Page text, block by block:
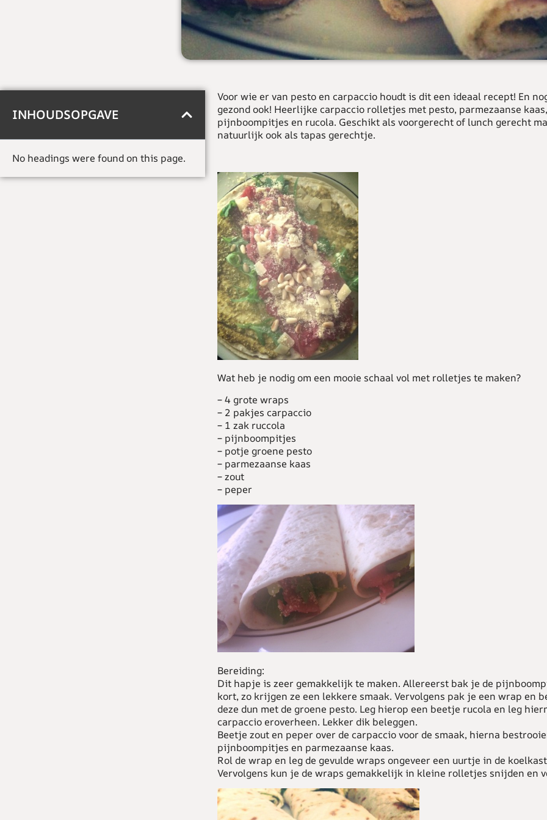
INHOUDSOPGAVE
No headings were found on this page.
Voor wie er van pesto en carpaccio houdt is dit een ideaal recept! En
gezond ook! Heerlijke carpaccio rolletjes met pesto, parmezaanse kaas,
pijnboompitjes en rucola. Geschikt als voorgerecht of lunch gerecht
natuurlijk ook als tapas gerechtje.
Wat heb je nodig om een mooie schaal vol met rolletjes te maken?
– 4 grote wraps
– 2 pakjes carpaccio
– 1 zak ruccola
– pijnboompitjes
– potje groene pesto
– parmezaanse kaas
– zout
– peper
Bereiding:
Dit hapje is zeer gemakkelijk te maken. Allereerst bak je de
kort, zo krijgen ze een lekkere smaak. Vervolgens pak je een wrap en
deze dun met de groene pesto. Leg hierop een beetje rucola en leg
carpaccio eroverheen. Lekker dik beleggen.
Beetje zout en peper over de carpaccio voor de smaak, hierna
pijnboompitjes en parmezaanse kaas.
Rol de wrap en leg de gevulde wraps ongeveer een uurtje in de
Vervolgens kun je de wraps gemakkelijk in kleine rolletjes snijden en